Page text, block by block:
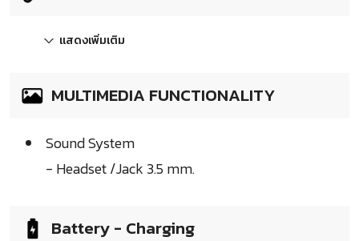
แสดงเพิ่มเติม
MULTIMEDIA FUNCTIONALITY
Sound System
- Headset /Jack 3.5 mm.
Battery - Charging